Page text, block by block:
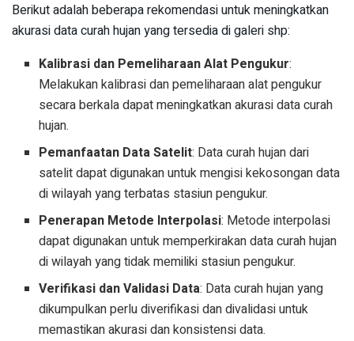
Berikut adalah beberapa rekomendasi untuk meningkatkan
akurasi data curah hujan yang tersedia di galeri shp:
Kalibrasi dan Pemeliharaan Alat Pengukur:
Melakukan kalibrasi dan pemeliharaan alat pengukur
secara berkala dapat meningkatkan akurasi data curah
hujan.
Pemanfaatan Data Satelit: Data curah hujan dari
satelit dapat digunakan untuk mengisi kekosongan data
di wilayah yang terbatas stasiun pengukur.
Penerapan Metode Interpolasi: Metode interpolasi
dapat digunakan untuk memperkirakan data curah hujan
di wilayah yang tidak memiliki stasiun pengukur.
Verifikasi dan Validasi Data: Data curah hujan yang
dikumpulkan perlu diverifikasi dan divalidasi untuk
memastikan akurasi dan konsistensi data.